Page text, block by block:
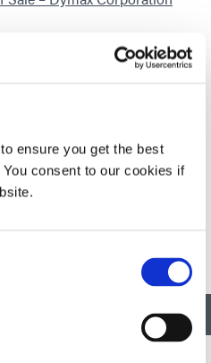
ensure you get the best
consent to our cookies if
for Medical Products –
– Dymax Corporation
– Dymax Europe GmbH
– Dymax Engineering
– Dymax Asia